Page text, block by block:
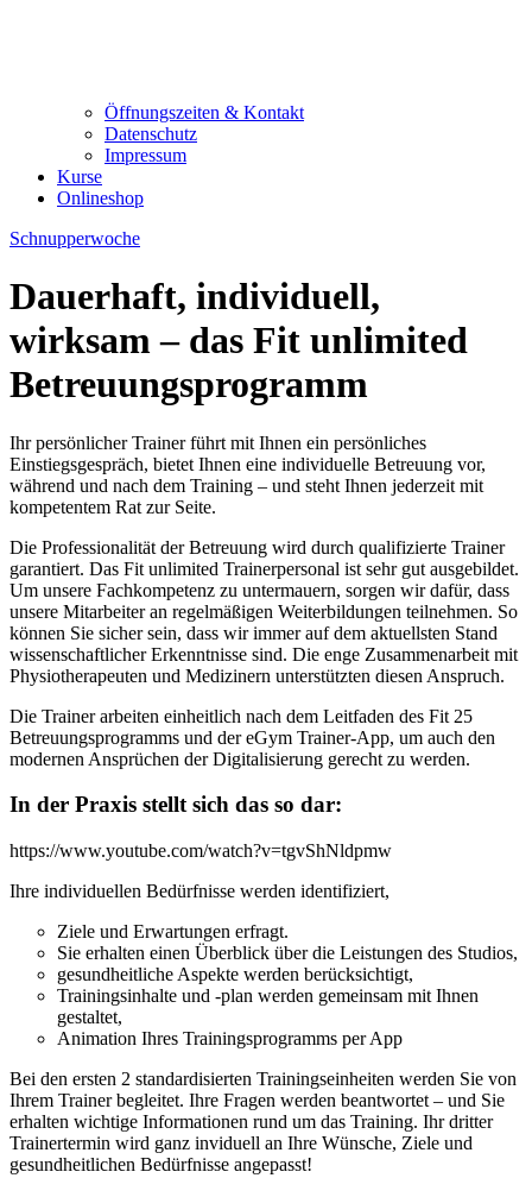
Öffnungszeiten & Kontakt
Datenschutz
Impressum
Kurse
Onlineshop
Schnupperwoche
Dauerhaft, individuell,
wirksam – das Fit unlimited
Betreuungsprogramm
Ihr persönlicher Trainer führt mit Ihnen ein persönliches
Einstiegsgespräch, bietet Ihnen eine individuelle Betreuung vor,
während und nach dem Training – und steht Ihnen jederzeit mit
kompetentem Rat zur Seite.
Die Professionalität der Betreuung wird durch qualifizierte Trainer
garantiert. Das Fit unlimited Trainerpersonal ist sehr gut ausgebildet.
Um unsere Fachkompetenz zu untermauern, sorgen wir dafür, dass
unsere Mitarbeiter an regelmäßigen Weiterbildungen teilnehmen. So
können Sie sicher sein, dass wir immer auf dem aktuellsten Stand
wissenschaftlicher Erkenntnisse sind. Die enge Zusammenarbeit mit
Physiotherapeuten und Medizinern unterstützten diesen Anspruch.
Die Trainer arbeiten einheitlich nach dem Leitfaden des Fit 25
Betreuungsprogramms und der eGym Trainer-App, um auch den
modernen Ansprüchen der Digitalisierung gerecht zu werden.
In der Praxis stellt sich das so dar:
https://www.youtube.com/watch?v=tgvShNldpmw
Ihre individuellen Bedürfnisse werden identifiziert,
Ziele und Erwartungen erfragt.
Sie erhalten einen Überblick über die Leistungen des Studios,
gesundheitliche Aspekte werden berücksichtigt,
Trainingsinhalte und -plan werden gemeinsam mit Ihnen
gestaltet,
Animation Ihres Trainingsprogramms per App
Bei den ersten 2 standardisierten Trainingseinheiten werden Sie von
Ihrem Trainer begleitet. Ihre Fragen werden beantwortet – und Sie
erhalten wichtige Informationen rund um das Training. Ihr dritter
Trainertermin wird ganz inviduell an Ihre Wünsche, Ziele und
gesundheitlichen Bedürfnisse angepasst!